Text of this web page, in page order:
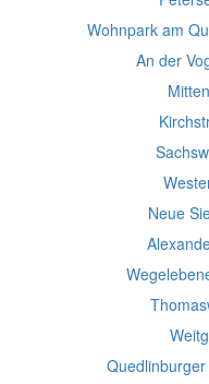
Wohnpark am
An der
Neue